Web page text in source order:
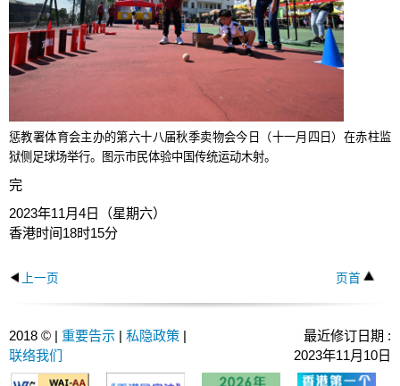
惩教署体育会主办的第六十八届秋季卖物会今日（十一月四日）在赤柱监
狱侧足球场举行。图示市民体验中国传统运动木射。
完
2023年11月4日（星期六）
香港时间18时15分
上一页 页首
2018 © | 重要告示 | 私隐政策 |
联络我们
最近修订日期 :
2023年11月10日